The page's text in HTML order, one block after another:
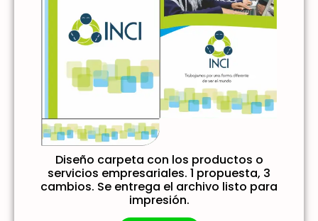
Diseño carpeta con los productos o
servicios empresariales. 1 propuesta, 3
cambios. Se entrega el archivo listo para
impresión.